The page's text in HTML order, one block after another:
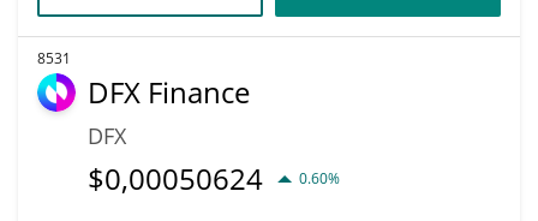
8531
DFX Finance
DFX
$0,00050624 0.60%